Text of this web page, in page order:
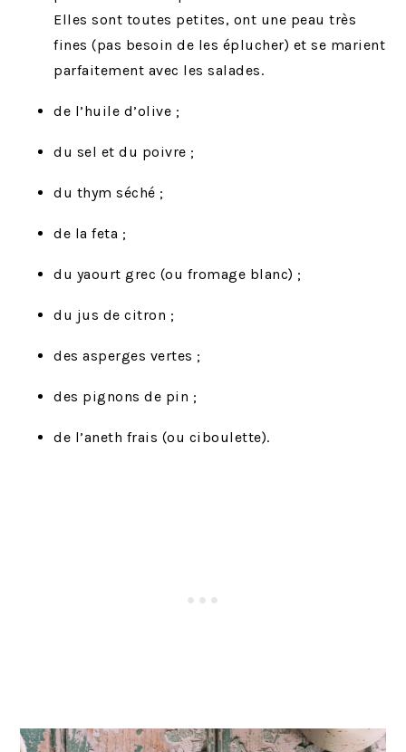
Elles sont toutes petites, ont une peau très
fines (pas besoin de les éplucher) et se marient
parfaitement avec les salades.
de l’huile d’olive ;
du sel et du poivre ;
du thym séché ;
de la feta ;
du yaourt grec (ou fromage blanc) ;
du jus de citron ;
des asperges vertes ;
des pignons de pin ;
de l’aneth frais (ou ciboulette).